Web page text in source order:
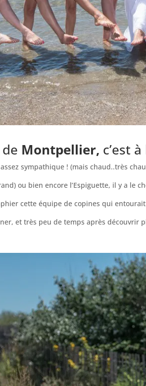
de Montpellier, c’est à
sympathique ! (mais chaud..très
ou bien encore l’Espiguette, il y a le
cette équipe de copines qui
et très peu de temps après découvrir